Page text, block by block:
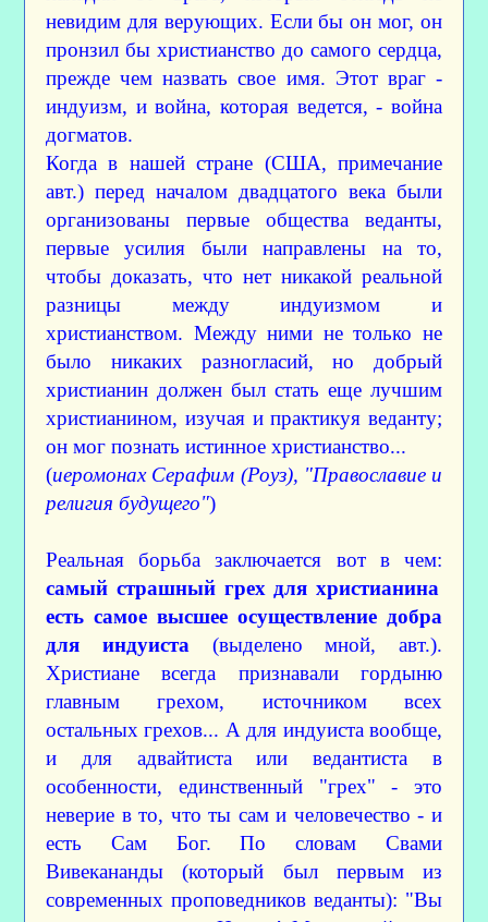
невидим для верующих. Если бы он мог, он
пронзил бы христианство до самого сердца,
прежде чем назвать свое имя. Этот враг -
индуизм, и война, которая ведется, - война
догматов.
Когда в нашей стране (США, примечание
авт.) перед началом двадцатого века были
организованы первые общества веданты,
первые усилия были направлены на то,
чтобы доказать, что нет никакой реальной
разницы между индуизмом и
христианством. Между ними не только не
было никаких разногласий, но добрый
христианин должен был стать еще лучшим
христианином, изучая и практикуя веданту;
он мог познать истинное христианство...
(иеромонах Серафим (Роуз), "Православие и
религия будущего")
Реальная борьба заключается вот в чем:
самый страшный грех для христианина
есть самое высшее осуществление добра
для индуиста (выделено мной, авт.).
Христиане всегда признавали гордыню
главным грехом, источником всех
остальных грехов... А для индуиста вообще,
и для адвайтиста или ведантиста в
особенности, единственный "грех" - это
неверие в то, что ты сам и человечество - и
есть Сам Бог. По словам Свами
Вивекананды (который был первым из
современных проповедников веданты): "Вы